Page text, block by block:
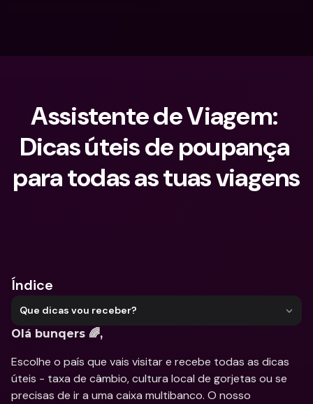
Assistente de Viagem:
Dicas úteis de poupança
para todas as tuas viagens
Índice
Que dicas vou receber?
Olá bunqers 🌈,
Escolhe o país que vais visitar e recebe todas as dicas
úteis - taxa de câmbio, cultura local de gorjetas ou se
precisas de ir a uma caixa multibanco. O nosso